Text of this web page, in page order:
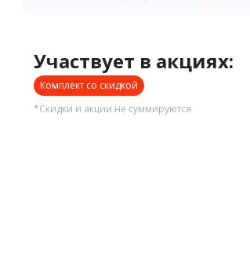
Участвует в акциях:
Комплект со скидкой
*Скидки и акции не суммируются